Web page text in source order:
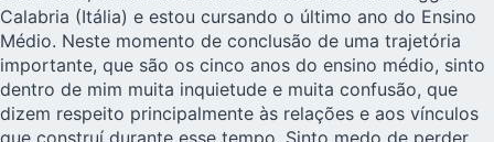
Calabria (Itália) e estou cursando o último ano do Ensino
Médio. Neste momento de conclusão de uma trajetória
importante, que são os cinco anos do ensino médio, sinto
dentro de mim muita inquietude e muita confusão, que
dizem respeito principalmente às relações e aos vínculos
que construí durante esse tempo. Sinto medo de perder